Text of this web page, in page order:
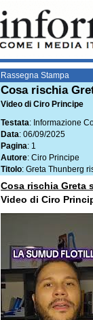
Rassegna Stampa
Cosa rischia
Video di Ciro Principe
Testata: Informazione
Data: 06/09/2025
Pagina: 1
Autore: Ciro Principe
Titolo: Greta Thunberg
Cosa rischia Greta
Video di Ciro